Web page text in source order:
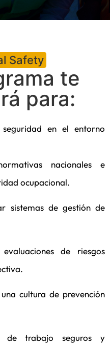
Safety
te
para:
en el entorno
nacionales e
ocupacional.
sistemas de gestión de
de riesgos
cultura de prevención
de trabajo seguros y